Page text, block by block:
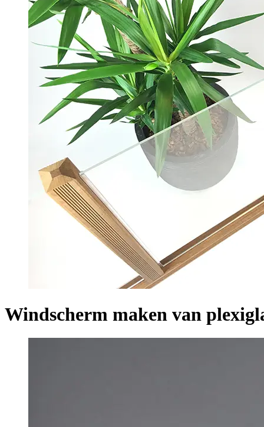
Windscherm maken van